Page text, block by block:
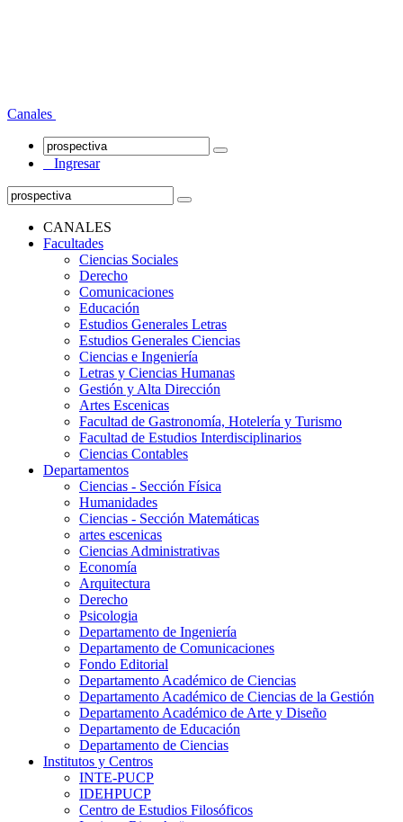
Canales
Ingresar
CANALES
Facultades
Ciencias Sociales
Derecho
Comunicaciones
Educación
Estudios Generales Letras
Estudios Generales Ciencias
Ciencias e Ingeniería
Letras y Ciencias Humanas
Gestión y Alta Dirección
Artes Escenicas
Facultad de Gastronomía, Hotelería y Turismo
Facultad de Estudios Interdisciplinarios
Ciencias Contables
Departamentos
Ciencias - Sección Física
Humanidades
Ciencias - Sección Matemáticas
artes escenicas
Ciencias Administrativas
Economía
Arquitectura
Derecho
Psicologia
Departamento de Ingeniería
Departamento de Comunicaciones
Fondo Editorial
Departamento Académico de Ciencias
Departamento Académico de Ciencias de la Gestión
Departamento Académico de Arte y Diseño
Departamento de Educación
Departamento de Ciencias
Institutos y Centros
INTE-PUCP
IDEHPUCP
Centro de Estudios Filosóficos